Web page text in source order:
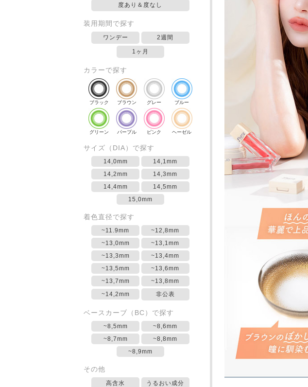
度あり＆度なし
装用期間で探す
ワンデー 2週間
1ヶ月
カラーで探す
ブラック ブラウン グレー ブルー
グリーン パープル ピンク ヘーゼル
サイズ（DIA）で探す
14,0mm
14,1mm
14,2mm
14,3mm
14,4mm
14,5mm
15,0mm
着色直径で探す
~11.9mm
~12,8mm
~13,0mm
~13,1mm
~13,3mm
~13,4mm
~13,5mm
~13,6mm
~13,7mm
~13,8mm
~14,2mm
非公表
ベースカーブ（BC）で探す
~8,5mm
~8,6mm
~8,7mm
~8,8mm
~8,9mm
その他
高含水 うるおい成分